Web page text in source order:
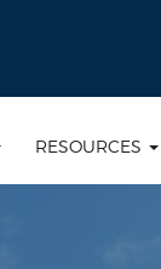
RESOURCES